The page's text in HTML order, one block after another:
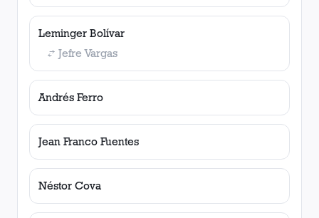
Leminger Bolívar
Jefre Vargas
Andrés Ferro
Jean Franco Fuentes
Néstor Cova